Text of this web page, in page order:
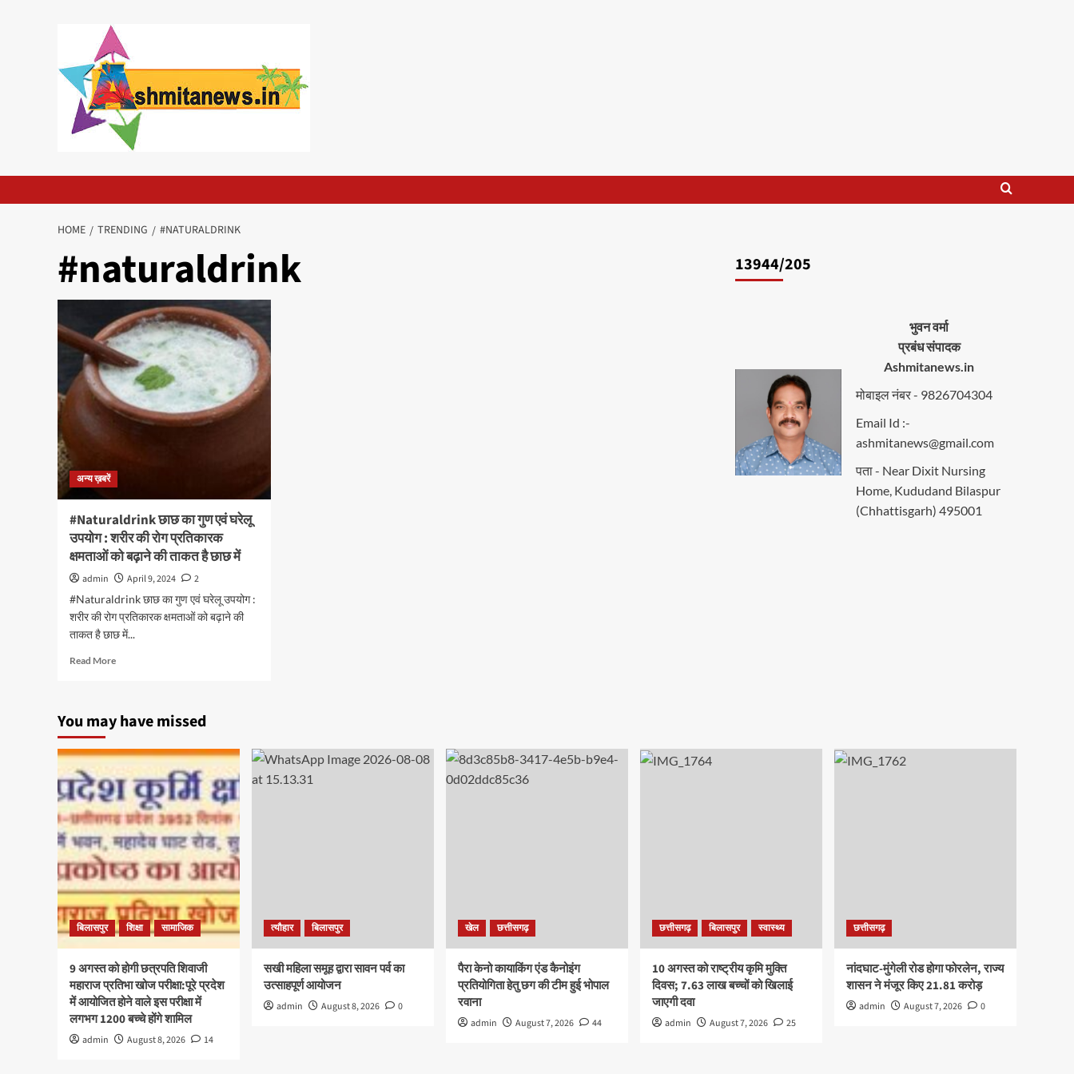
HOME TRENDING #NATURALDRINK
#naturaldrink
अन्य ख़बरें
#Naturaldrink छाछ का गुण एवं घरेलू
उपयोग : शरीर की रोग प्रतिकारक
क्षमताओं को बढ़ाने की ताकत है छाछ में
admin April 9, 2024
2
#Naturaldrink छाछ का गुण एवं घरेलू उपयोग :
शरीर की रोग प्रतिकारक क्षमताओं को बढ़ाने की
ताकत है छाछ में...
Read MoreRead
छाछ
गुण
घरेलू
उपयोग
:
शरीर
की
प्रतिकारक
क्षमताओं
को
बढ़ाने
की
ताकत
है
छाछ
में
13944/205
भुवन वर्मा
प्रबंध संपादक
Ashmitanews.in
मोबाइल नंबर - 9826704304
Email Id :-
ashmitanews@gmail.com
पता - Near Dixit Nursing
Home, Kududand Bilaspur
(Chhattisgarh) 495001
You may have missed
बिलासपुर शिक्षा सामाजिक
9 अगस्त को होगी छत्रपति शिवाजी
महाराज प्रतिभा खोज परीक्षा:पूरे प्रदेश
में आयोजित होने वाले इस परीक्षा में
लगभग 1200 बच्चे होंगे शामिल
admin August 8, 2026 14
त्यौहार बिलासपुर
सखी महिला समूह द्वारा सावन पर्व का
उत्साहपूर्ण आयोजन
admin August 8, 2026 0
खेल छत्तीसगढ़
पैरा केनो कायाकिंग एंड कैनोइंग
प्रतियोगिता हेतु छग की टीम हुई भोपाल
रवाना
admin August 7, 2026 44
छत्तीसगढ़ बिलासपुर स्वास्थ्य
10 अगस्त को राष्ट्रीय कृमि मुक्ति
दिवस; 7.63 लाख बच्चों को खिलाई
जाएगी दवा
admin August 7, 2026 25
छत्तीसगढ़
नांदघाट-मुंगेली रोड होगा फोरलेन, राज्य
शासन ने मंजूर किए 21.81 करोड़
admin August 7, 2026 0